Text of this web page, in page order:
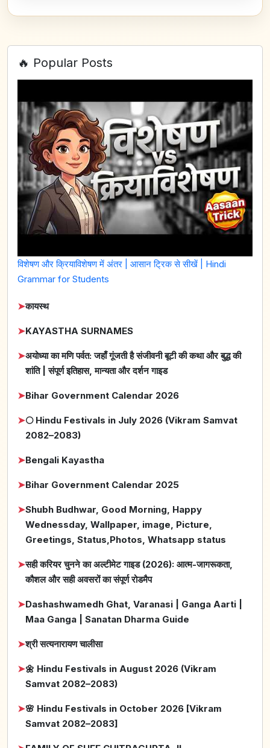
🔥 Popular Posts
विशेषण और क्रियाविशेषण में अंतर | आसान ट्रिक से सीखें | Hindi
Grammar for Students
➤कायस्थ
➤KAYASTHA SURNAMES
➤अयोध्या का मणि पर्वत: जहाँ गूंजती है संजीवनी बूटी की कथा और बुद्ध की
शांति | संपूर्ण इतिहास, मान्यता और दर्शन गाइड
➤Bihar Government Calendar 2026
➤🌕 Hindu Festivals in July 2026 (Vikram Samvat
2082–2083)
➤Bengali Kayastha
➤Bihar Government Calendar 2025
➤Shubh Budhwar, Good Morning, Happy
Wednessday, Wallpaper, image, Picture,
Greetings, Status,Photos, Whatsapp status
➤सही करियर चुनने का अल्टीमेट गाइड (2026): आत्म-जागरूकता,
कौशल और सही अवसरों का संपूर्ण रोडमैप
➤Dashashwamedh Ghat, Varanasi | Ganga Aarti |
Maa Ganga | Sanatan Dharma Guide
➤श्री सत्यनारायण चालीसा
➤🌼 Hindu Festivals in August 2026 (Vikram
Samvat 2082–2083)
➤🌸 Hindu Festivals in October 2026 [Vikram
Samvat 2082–2083]